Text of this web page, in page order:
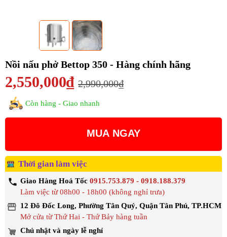
Nồi nấu phở Bettop 350 - Hàng chính hãng
2,550,000₫ 2,990,000₫
Còn hàng - Giao nhanh
MUA NGAY
Thời gian làm việc
Giao Hàng Hoả Tốc 0915.753.879 - 0918.188.379
Làm việc từ 08h00 - 18h00 (không nghỉ trưa)
12 Đô Đốc Long, Phường Tân Quý, Quận Tân Phú, TP.HCM
Mở cửa từ Thứ Hai - Thứ Bảy hàng tuần
Chủ nhật và ngày lễ nghỉ